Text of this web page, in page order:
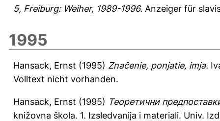
5, Freiburg: Weiher, 1989-1996. Anzeiger für
1995
Hansack, Ernst (1995) Značenie, ponjatie, imja.
Volltext nicht vorhanden.
Hansack, Ernst (1995) Теоретични
knižovna škola. 1. Izsledvanija i materiali. Univ.